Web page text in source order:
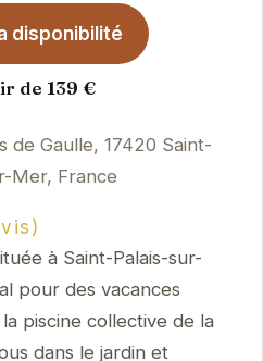
disponibilité
de 139 €
de Gaulle, 17420 Saint-
Mer, France
à Saint-Palais-sur-
pour des vacances
piscine collective de la
dans le jardin et